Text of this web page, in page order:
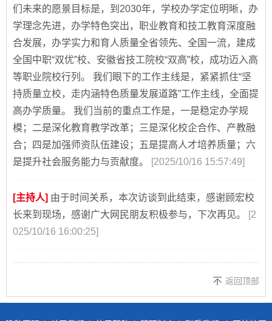
们未来的愿景目标是，到2030年，学校办学定位明晰，办
学理念先进，办学特色突出，职业教育和技工教育深度融
合发展，办学实力和育人质量全省领先、全国一流，建成
全国中职“双优”校、安徽省技工院校“双高”校，成功迈入高
等职业院校行列。 我们眼下的工作主线是，紧紧抓住“坚
持质量立校，走内涵特色质量发展道路”工作主线，全面提
高办学质量。 我们当前的重点工作是，一是稳定办学规
模；二是深化教育教学改革；三是深化校企合作、产教融
合；四是加强师资队伍建设；五是提高人才培养质量；六
是提升社会服务能力与贡献度。
[2025/10/16 15:57:49]
[主持人] 由于时间关系，本次访谈到此结束，感谢顾宏校
长来到现场，感谢广大网民朋友积极参与，下次再见。
[2
025/10/16 16:00:25]
返回顶部